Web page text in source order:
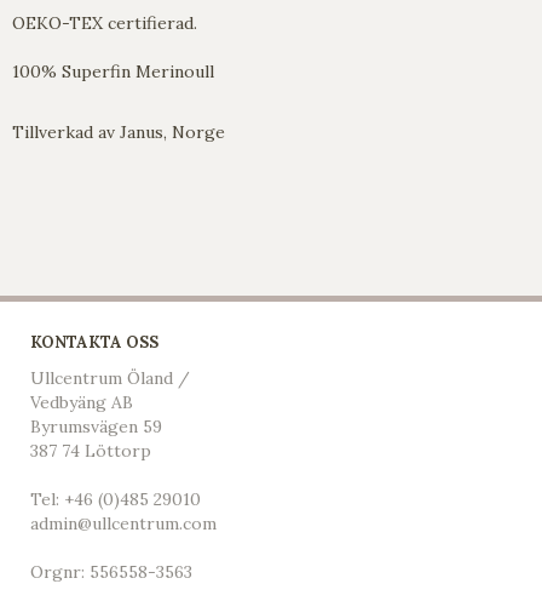
OEKO-TEX certifierad.
100% Superfin Merinoull
Tillverkad av Janus, Norge
KONTAKTA OSS
Ullcentrum Öland /
Vedbyäng AB
Byrumsvägen 59
387 74 Löttorp
Tel: +46 (0)485 29010
admin@ullcentrum.com
Orgnr: 556558-3563